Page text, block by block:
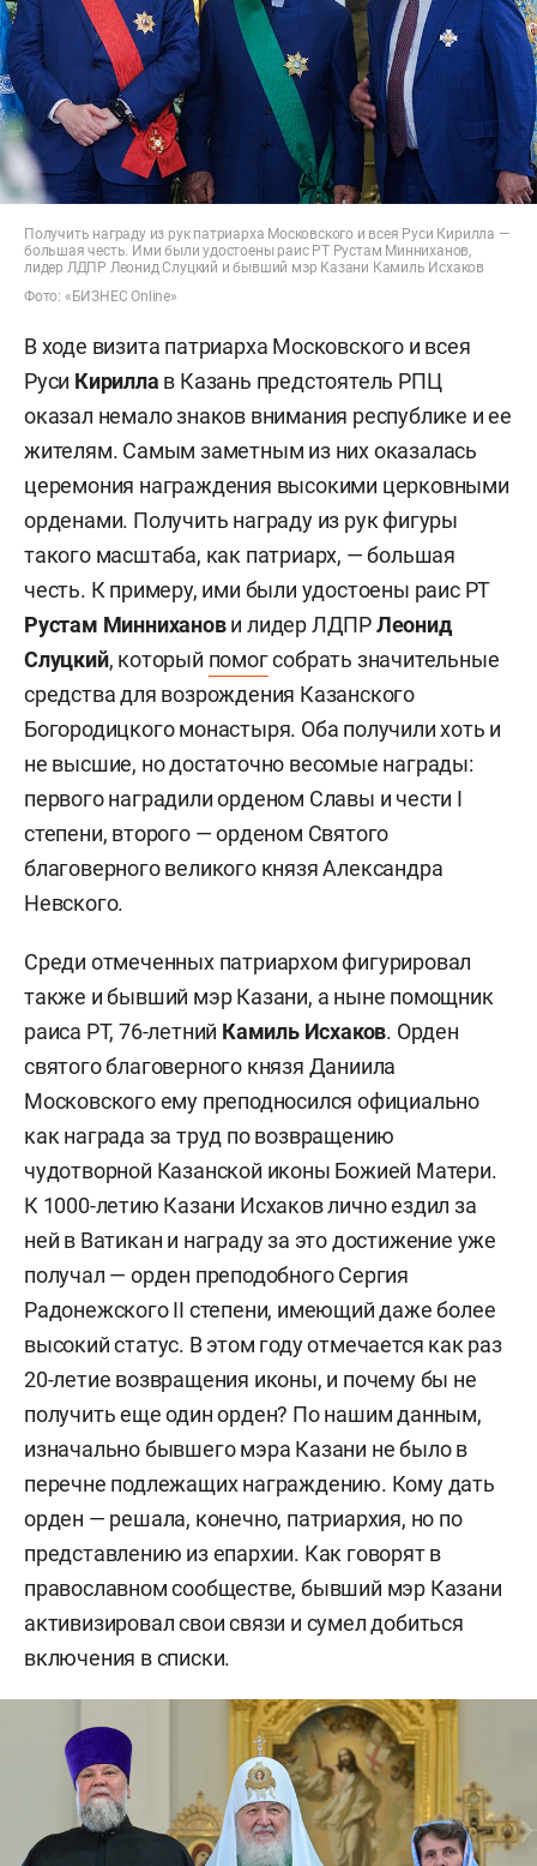
Получить награду из рук патриарха Московского и всея Руси Кирилла —
большая честь. Ими были удостоены раис РТ Рустам Минниханов,
лидер ЛДПР Леонид Слуцкий и бывший мэр Казани Камиль Исхаков
Фото: «БИЗНЕС Online»
В ходе визита патриарха Московского и всея
Руси Кирилла в Казань предстоятель РПЦ
оказал немало знаков внимания республике и ее
жителям. Самым заметным из них оказалась
церемония награждения высокими церковными
орденами. Получить награду из рук фигуры
такого масштаба, как патриарх, — большая
честь. К примеру, ими были удостоены раис РТ
Рустам Минниханови лидер ЛДПРЛеонид
Слуцкий, который помогсобрать значительные
средства для возрождения Казанского
Богородицкого монастыря. Оба получили хоть и
не высшие, но достаточно весомые награды:
первого наградили орденом Славы и чести I
степени, второго — орденом Святого
благоверного великого князя Александра
Невского.
Среди отмеченных патриархом фигурировал
также и бывший мэр Казани, а ныне помощник
раиса РТ, 76-летний Камиль Исхаков. Орден
святого благоверного князя Даниила
Московского ему преподносился официально
как награда за труд по возвращению
чудотворной Казанской иконы Божией Матери.
К 1000-летию Казани Исхаков лично ездил за
ней в Ватикан и награду за это достижение уже
получал — орден преподобного Сергия
Радонежского II степени, имеющий даже более
высокий статус. В этом году отмечается как раз
20-летие возвращения иконы, и почему бы не
получить еще один орден? По нашим данным,
изначально бывшего мэра Казани не было в
перечне подлежащих награждению. Кому дать
орден — решала, конечно, патриархия, но по
представлению из епархии. Как говорят в
православном сообществе, бывший мэр Казани
активизировал свои связи и сумел добиться
включения в списки.